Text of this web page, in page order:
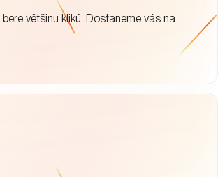
většinu kliků. Dostaneme vás na